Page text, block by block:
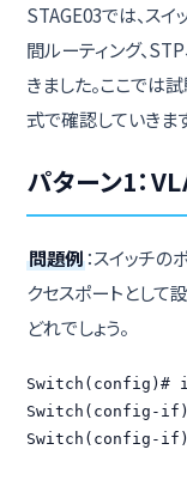
STAGE03では、スイ
間ルーティング、
きました。ここでは
式で確認していきま
パターン1：
問題例 ：スイッチの
クセスポートとして
どれでしょう。
Switch(config)#
Switch(config-
Switch(config-